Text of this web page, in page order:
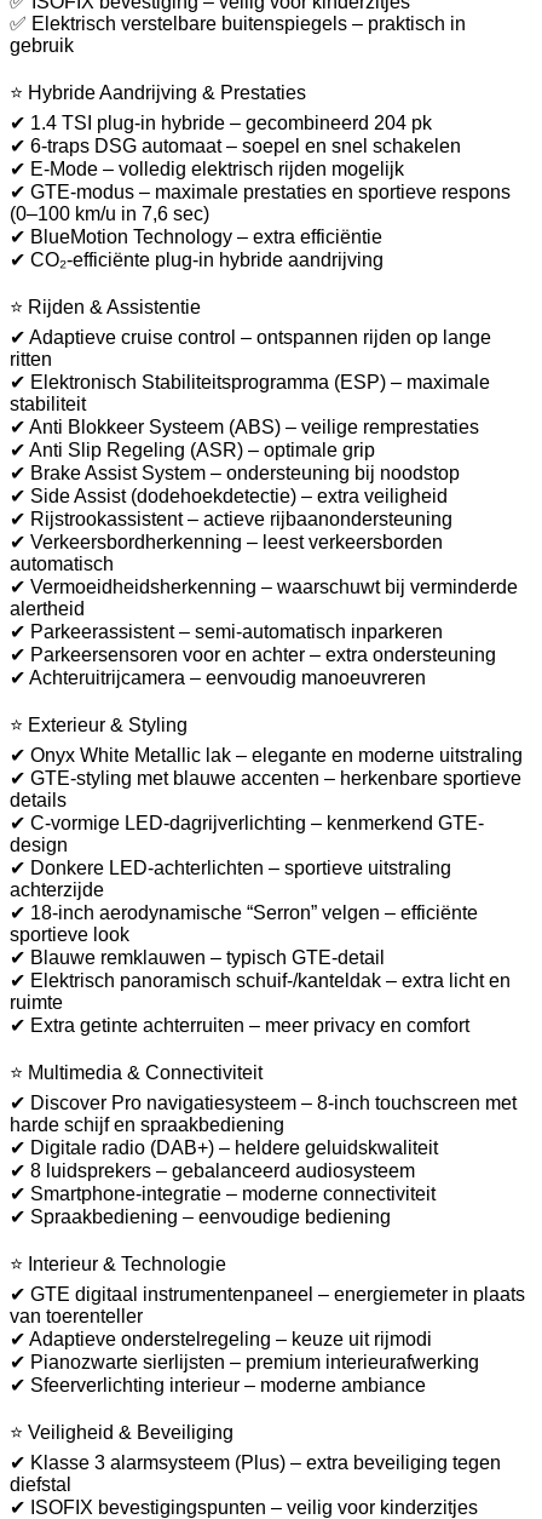
✅ Elektrisch verstelbare buitenspiegels – praktisch in
gebruik
⭐ Hybride Aandrijving & Prestaties
✔ 1.4 TSI plug-in hybride – gecombineerd 204 pk
✔ 6-traps DSG automaat – soepel en snel schakelen
✔ E-Mode – volledig elektrisch rijden mogelijk
✔ GTE-modus – maximale prestaties en sportieve respons
(0–100 km/u in 7,6 sec)
✔ BlueMotion Technology – extra efficiëntie
✔ CO₂-efficiënte plug-in hybride aandrijving
⭐ Rijden & Assistentie
✔ Adaptieve cruise control – ontspannen rijden op lange
ritten
✔ Elektronisch Stabiliteitsprogramma (ESP) – maximale
stabiliteit
✔ Anti Blokkeer Systeem (ABS) – veilige remprestaties
✔ Anti Slip Regeling (ASR) – optimale grip
✔ Brake Assist System – ondersteuning bij noodstop
✔ Side Assist (dodehoekdetectie) – extra veiligheid
✔ Rijstrookassistent – actieve rijbaanondersteuning
✔ Verkeersbordherkenning – leest verkeersborden
automatisch
✔ Vermoeidheidsherkenning – waarschuwt bij verminderde
alertheid
✔ Parkeerassistent – semi-automatisch inparkeren
✔ Parkeersensoren voor en achter – extra ondersteuning
✔ Achteruitrijcamera – eenvoudig manoeuvreren
⭐ Exterieur & Styling
✔ Onyx White Metallic lak – elegante en moderne uitstraling
✔ GTE-styling met blauwe accenten – herkenbare sportieve
details
✔ C-vormige LED-dagrijverlichting – kenmerkend GTE-
design
✔ Donkere LED-achterlichten – sportieve uitstraling
achterzijde
✔ 18-inch aerodynamische “Serron” velgen – efficiënte
sportieve look
✔ Blauwe remklauwen – typisch GTE-detail
✔ Elektrisch panoramisch schuif-/kanteldak – extra licht en
ruimte
✔ Extra getinte achterruiten – meer privacy en comfort
⭐ Multimedia & Connectiviteit
✔ Discover Pro navigatiesysteem – 8-inch touchscreen met
harde schijf en spraakbediening
✔ Digitale radio (DAB+) – heldere geluidskwaliteit
✔ 8 luidsprekers – gebalanceerd audiosysteem
✔ Smartphone-integratie – moderne connectiviteit
✔ Spraakbediening – eenvoudige bediening
⭐ Interieur & Technologie
✔ GTE digitaal instrumentenpaneel – energiemeter in plaats
van toerenteller
✔ Adaptieve onderstelregeling – keuze uit rijmodi
✔ Pianozwarte sierlijsten – premium interieurafwerking
✔ Sfeerverlichting interieur – moderne ambiance
⭐ Veiligheid & Beveiliging
✔ Klasse 3 alarmsysteem (Plus) – extra beveiliging tegen
diefstal
✔ ISOFIX bevestigingspunten – veilig voor kinderzitjes